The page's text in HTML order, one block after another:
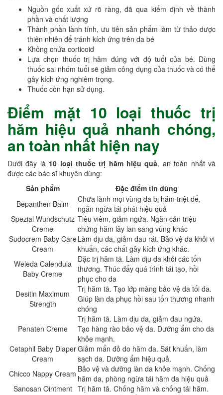
Nguồn gốc xuất xứ rõ ràng, đã qua kiểm định về thành
phần và chất lượng
Thành phần lành tính, ưu tiên sản phẩm làm từ thảo dược
thiên nhiên để tránh kích ứng trên da bé
Không chứa corticoid
Lựa chọn thuốc trị hăm đúng với độ tuổi của bé. Dùng
thuốc sai nhóm tuổi sẽ giảm công dụng của thuốc và có thể
gây kích ứng nghiêm trọng.
Thuốc còn hạn sử dụng.
Điểm mặt 10 loại thuốc trị
hăm hiệu quả nhanh chóng,
an toàn nhất hiện nay
Dưới đây là 10 loại thuốc trị hăm hiệu quả, an toàn nhất và
được các bác sĩ khuyên dùng:
Sản phẩm
Đặc điểm tin dùng
Bepanthen Balm
Chữa lành mọi vùng da bị hăm triệt để,
ngăn ngừa tái phát hiệu quả
Spezial Wundschutz
Creme
Tiêu viêm, giảm ngứa. Ngăn cản triệu
chứng hăm lây lan sang vùng khác
Sudocrem Baby Care
Cream
Làm dịu da, giảm đau rát. Bảo vệ da khỏi vi
khuẩn, các chất gây kích ứng khác.
Weleda Calendula
Baby Creme
Đặc trị hăm tã. Làm dịu da khỏi các tổn
thương. Thúc đẩy quá trình tái tạo, hồi
phục cho da
Desitin Maximum
Strength
Trị hăm tã. Tạo lớp màng bảo vệ da tối đa.
Giúp làn da phục hồi sau tổn thương nhanh
chóng
Penaten Creme
Trị hăm tã. Làm dịu da, giảm đau ngứa.
Tạo hàng rào bảo vệ da. Dưỡng ẩm cho da
khỏe mạnh.
Cetaphil Baby Diaper
Cream
Giảm mẩn đỏ do hăm da. Sát khuẩn, làm
sạch da. Dưỡng ẩm hiệu quả.
Chicco Nappy Cream Bảo vệ và dưỡng làn da khỏe mạnh. Chống
hăm da, phòng ngừa tái hăm da hiệu quả
Sanosan Ointment Trị hăm tã. Chống hăm và chống tái hăm.